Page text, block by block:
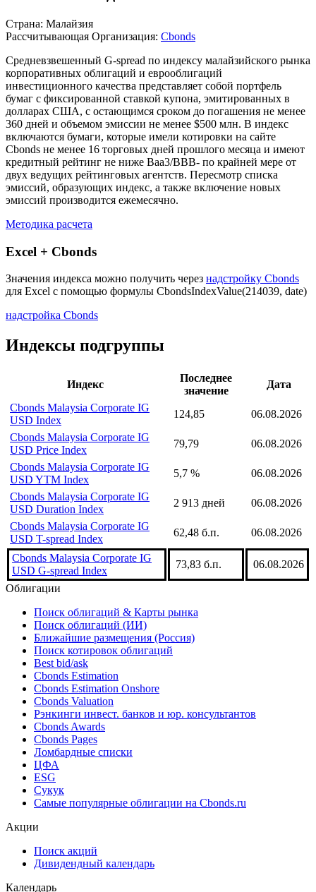
Описание индекса
Страна: Малайзия
Рассчитывающая Организация: Cbonds
Средневзвешенный G-spread по индексу малайзийского рынка
корпоративных облигаций и еврооблигаций
инвестиционного качества представляет собой портфель
бумаг с фиксированной ставкой купона, эмитированных в
долларах США, с остающимся сроком до погашения не менее
360 дней и объемом эмиссии не менее $500 млн. В индекс
включаются бумаги, которые имели котировки на сайте
Cbonds не менее 16 торговых дней прошлого месяца и имеют
кредитный рейтинг не ниже Вaa3/ВBB- по крайней мере от
двух ведущих рейтинговых агентств. Пересмотр списка
эмиссий производится ежемесячно.
Методика расчета
Excel + Cbonds
для Excel с помощью формулы
Индексы подгруппы
Индекс
значение
Cbonds Malaysia Corporate IG
USD Index
Cbonds Malaysia Corporate IG
USD Price Index
Cbonds Malaysia Corporate IG
USD YTM Index
Cbonds Malaysia Corporate IG
USD Duration Index
2 913 дней
06.08.2026
Cbonds Malaysia Corporate IG
USD T-spread Index
62,48 б.п. 06.08.2026
Cbonds Malaysia Corporate IG
USD G-spread Index
73,83 б.п.
Облигации
Поиск облигаций & Карты рынка
Поиск облигаций (ИИ)
Ближайшие размещения (Россия)
Поиск котировок облигаций
Best bid/ask
Cbonds Estimation
Cbonds Estimation Onshore
Cbonds Valuation
Рэнкинги инвест. банков и юр. консультантов
Cbonds Awards
Cbonds Pages
Ломбардные списки
ESG
Самые популярные облигации на Cbonds.ru